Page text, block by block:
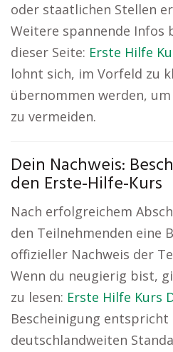
oder staatlichen Stellen
Weitere spannende Infos
dieser Seite: Erste Hilfe
lohnt sich, im Vorfeld zu
übernommen werden,
zu vermeiden.
Dein Nachweis:
den Erste-Hilfe-Kurs
Nach erfolgreichem
den Teilnehmenden eine
offizieller Nachweis der
Wenn du neugierig bist,
zu lesen: Erste Hilfe Kurs
Bescheinigung entspricht
deutschlandweiten